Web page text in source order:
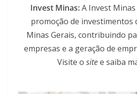
Invest Minas:A Invest
promoção de investimentos
Minas Gerais, contribuindo
empresas e a geração de
Visite o sitee saiba